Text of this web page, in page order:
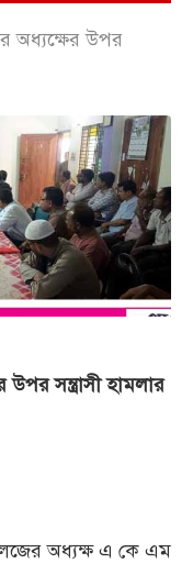
অধ্যক্ষের উপর
সন্ত্রাসী হামলার
অধ্যক্ষ এ কে এম